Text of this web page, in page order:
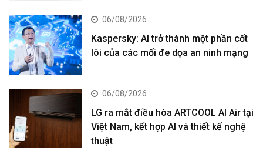
06/08/2026
Kaspersky: AI trở thành một phần cốt
lõi của các mối đe dọa an ninh mạng
06/08/2026
LG ra mắt điều hòa ARTCOOL AI Air tại
Việt Nam, kết hợp AI và thiết kế nghệ
thuật